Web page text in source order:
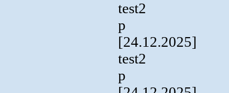
test2
p
[24.12.2025]
test2
p